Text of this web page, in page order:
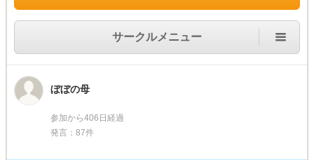
サークルメニュー
ぼぼの母
参加から406日経過
発言：87件